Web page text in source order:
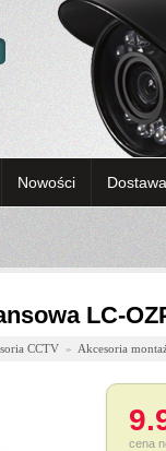
Nowości
LC-
CCTV » Akcesoria
cena